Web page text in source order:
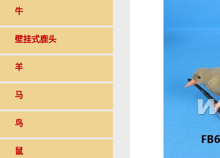
牛
壁挂式鹿头
羊
马
鸟
鼠